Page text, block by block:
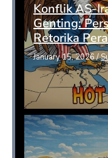
Konflik AS-
Genting:
Retorika
January 15, 2026/